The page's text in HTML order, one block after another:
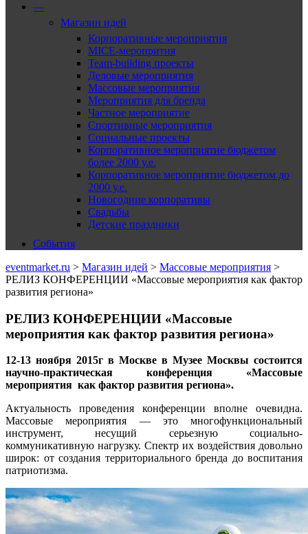
—
Магазин идей
Корпоративные мероприятия
MICE-меропрития
Team-building проекты
Деловые мероприятия
Массовые мероприятия
Мероприятия для бренда
Частное мероприятие
Спортивные мероприятия
Социальные проекты
Корпоративное мероприятие бюджетом
более 2000 у.е.
Корпоративное мероприятие бюджетом до
2000 у.е.
Новогодние корпоративы
Свадьбы
Детские праздники
События
eventmarket.ru > Магазин идей > Массовые мероприятия >
РЕЛИЗ КОНФЕРЕНЦИИ «Массовые мероприятия как фактор
развития региона»
РЕЛИЗ КОНФЕРЕНЦИИ «Массовые
мероприятия как фактор развития региона»
12-13 ноября 2015г в Москве в Музее Москвы состоится
научно-практическая конференция «Массовые
мероприятия как фактор развития региона».
Актуальность проведения конференции вполне очевидна.
Массовые мероприятия — это многофункциональный
инструмент, несущий серьезную социально-
коммуникативную нагрузку. Спектр их воздействия довольно
широк: от создания территориального бренда до воспитания
патриотизма.